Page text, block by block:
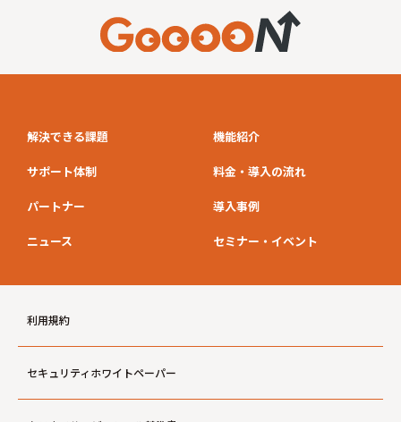
解決できる課題 機能紹介
サポート体制 料金・導入の流れ
パートナー 導入事例
ニュース セミナー・イベント
利用規約
セキュリティホワイトペーパー